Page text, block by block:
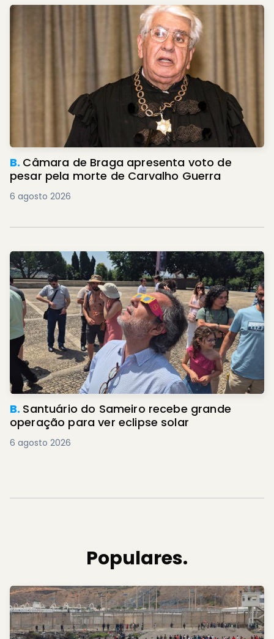
B. Câmara de Braga apresenta voto de
pesar pela morte de Carvalho Guerra
6 agosto 2026
B. Santuário do Sameiro recebe grande
operação para ver eclipse solar
6 agosto 2026
Populares.